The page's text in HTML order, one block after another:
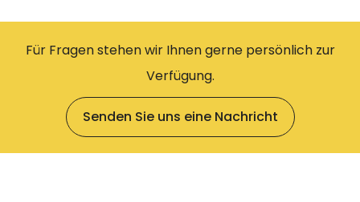
Für Fragen stehen wir Ihnen gerne persönlich zur
Verfügung.
Senden Sie uns eine Nachricht